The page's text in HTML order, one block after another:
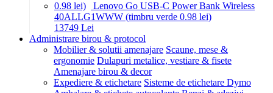
Lenovo Go USB-C Power Bank Wireless
40ALLG1WWW (timbru verde 0.98 lei)
13749 Lei
Administrare birou & protocol
Mobilier & solutii amenajare Scaune, mese &
ergonomie Dulapuri metalice, vestiare & fisete
Amenajare birou & decor
Expediere & etichetare Sisteme de etichetare Dymo